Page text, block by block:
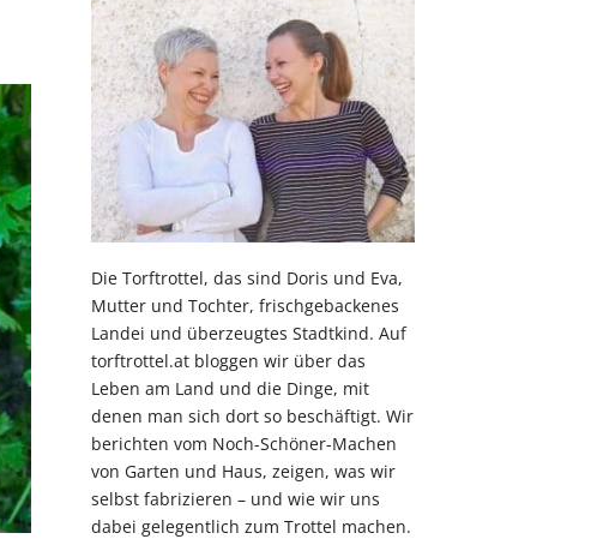
Die Torftrottel, das sind Doris und Eva,
Mutter und Tochter, frischgebackenes
Landei und überzeugtes Stadtkind. Auf
torftrottel.at bloggen wir über das
Leben am Land und die Dinge, mit
denen man sich dort so beschäftigt. Wir
berichten vom Noch-Schöner-Machen
von Garten und Haus, zeigen, was wir
selbst fabrizieren – und wie wir uns
dabei gelegentlich zum Trottel machen.